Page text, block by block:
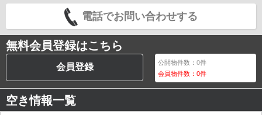
電話でお問い合わせする
無料会員登録はこちら
会員登録 公開物件数：0件
会員物件数：0件
空き情報一覧